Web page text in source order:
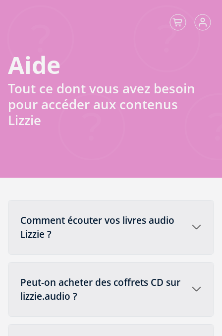
Aide
Tout ce dont vous avez besoin
pour accéder aux contenus
Lizzie
Comment écouter vos livres audio
Lizzie ?
Peut-on acheter des coffrets CD sur
lizzie.audio ?